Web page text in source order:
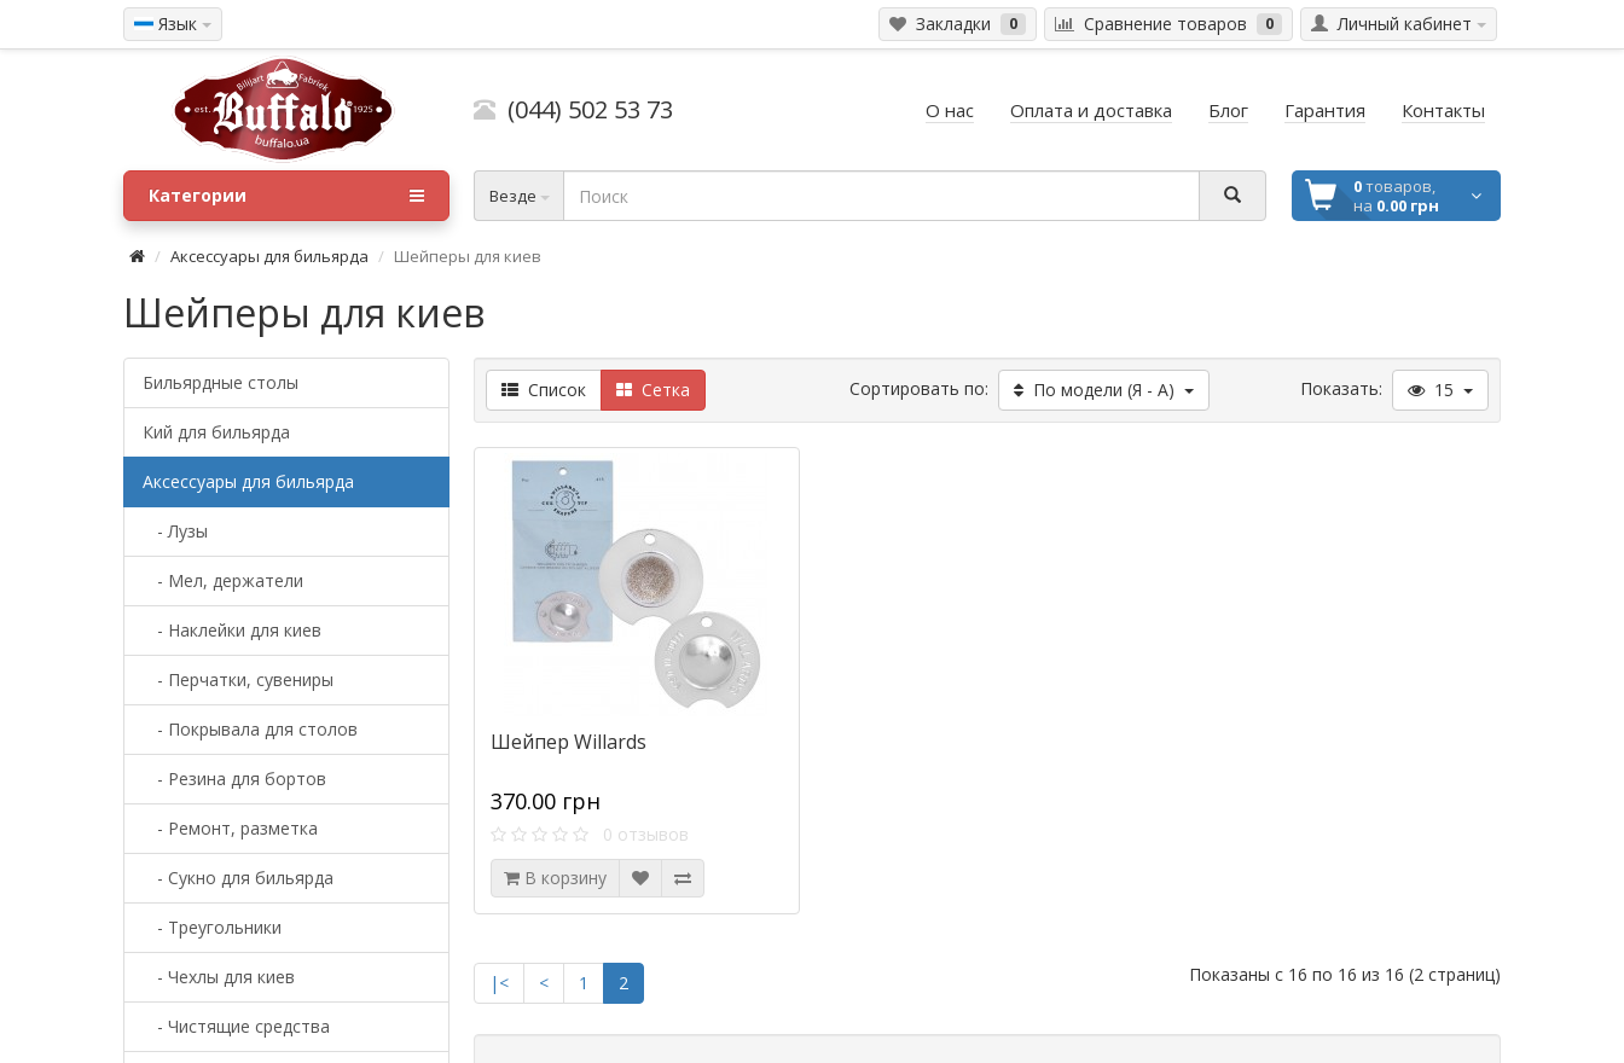
Язык Личный кабинет
Закладки 0 Сравнение товаров 0
(044) 502 53 73 О нас Оплата и доставка Блог Гарантия Контакты
Везде 0товаров,
на 0.00 грн
Категории
Аксессуары для бильярда Шейперы для киев
Шейперы для киев
Бильярдные столы
Кий для бильярда
Аксессуары для бильярда
- Лузы
- Мел, держатели
- Наклейки для киев
- Перчатки, сувениры
- Покрывала для столов
- Резина для бортов
- Ремонт, разметка
- Сукно для бильярда
- Треугольники
- Чехлы для киев
- Чистящие средства
Список Сетка Сортировать по: По модели (Я - А) Показать: 15
Шейпер Willards
370.00 грн
0 отзывов
В корзину
|< < 1 2 Показаны с 16 по 16 из 16 (2 страниц)